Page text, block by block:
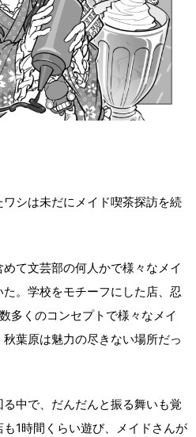
シは未だにメイド喫茶探訪を続
て文芸部の何人かで様々なメイ
。学校をモチーフにした店、忍
多くのコンセプトで様々なメイ
葉原は魅力の尽きない場所だっ
中で、だんだんと振る舞いも覚
1時間くらい遊び、メイドさんが